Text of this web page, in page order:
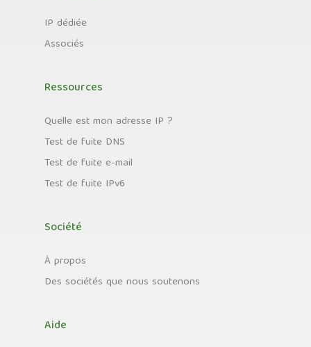
IP dédiée
Associés
Ressources
Quelle est mon adresse IP ?
Test de fuite DNS
Test de fuite e-mail
Test de fuite IPv6
Société
À propos
Des sociétés que nous soutenons
Aide